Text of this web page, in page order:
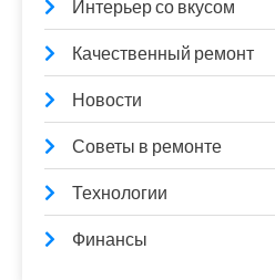
Интерьер со вкусом
Качественный ремонт
Новости
Советы в ремонте
Технологии
Финансы